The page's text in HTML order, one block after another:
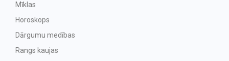
Mīklas
Horoskops
Dārgumu medības
Rangs kaujas